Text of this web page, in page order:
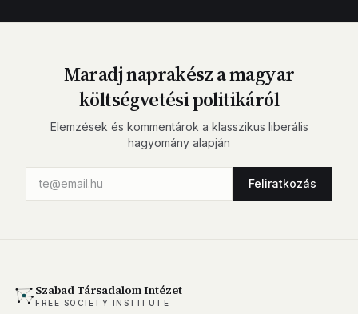
Maradj naprakész a magyar
költségvetési politikáról
Elemzések és kommentárok a klasszikus liberális
hagyomány alapján
Feliratkozás
Szabad Társadalom Intézet
FREE SOCIETY INSTITUTE